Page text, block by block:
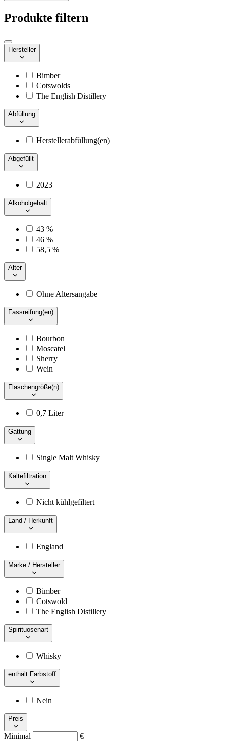
Produkte filtern
Hersteller
Bimber
Cotswolds
The English Distillery
Abfüllung
Herstellerabfüllung(en)
Abgefüllt
2023
Alkoholgehalt
43 %
46 %
58,5 %
Alter
Ohne Altersangabe
Fassreifung(en)
Bourbon
Moscatel
Sherry
Wein
Flaschengröße(n)
0,7 Liter
Gattung
Single Malt Whisky
Kältefiltration
Nicht kühlgefiltert
Land / Herkunft
England
Marke / Hersteller
Bimber
Cotswold
The English Distillery
Spirituosenart
Whisky
enthält Farbstoff
Nein
Preis
Minimal
€